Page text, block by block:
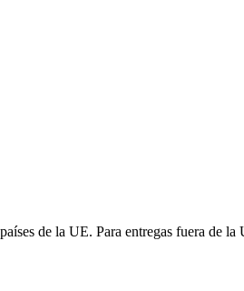
de la UE. Para entregas fuera de